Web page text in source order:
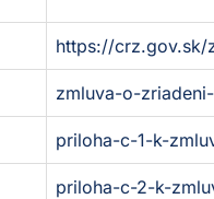
https://crz.gov.sk/
zmluva-o-
priloha-c-1-k-
priloha-c-2-k-